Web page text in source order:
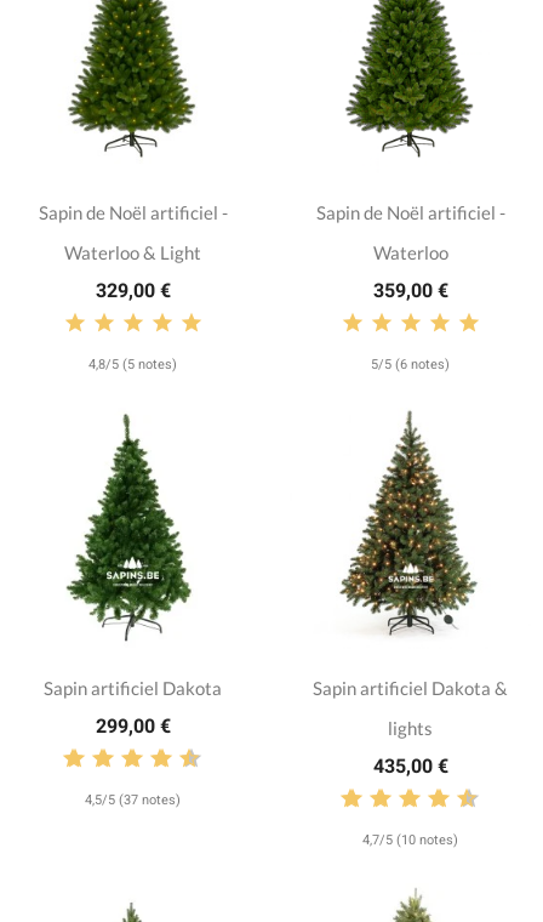
Sapin de Noël artificiel -
Waterloo & Light
329,00 €
4,8/5 (5 notes)
Sapin de Noël artificiel -
Waterloo
359,00 €
5/5 (6 notes)
Sapin artificiel Dakota
299,00 €
4,5/5 (37 notes)
Sapin artificiel Dakota &
lights
435,00 €
4,7/5 (10 notes)